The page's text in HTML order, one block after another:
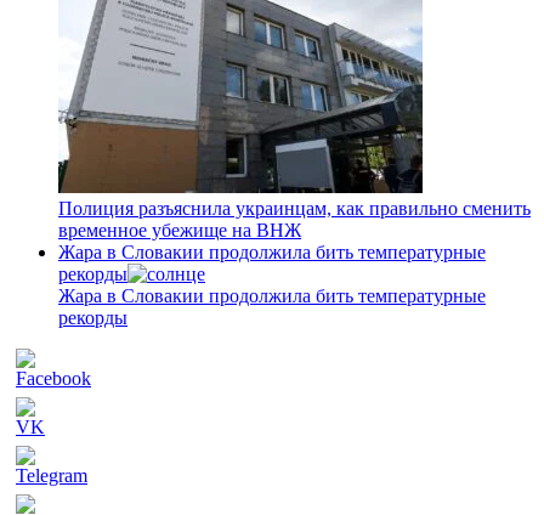
Полиция разъяснила украинцам, как правильно сменить
временное убежище на ВНЖ
Жара в Словакии продолжила бить температурные
рекорды
Жара в Словакии продолжила бить температурные
рекорды